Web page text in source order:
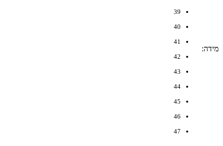
מידה:
39
40
41
42
43
44
45
46
47